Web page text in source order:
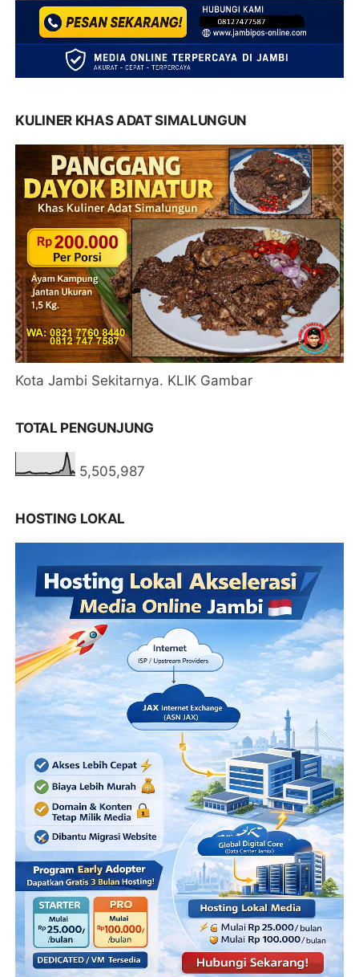
KULINER KHAS ADAT SIMALUNGUN
Kota Jambi Sekitarnya. KLIK Gambar
TOTAL PENGUNJUNG
5,505,987
HOSTING LOKAL